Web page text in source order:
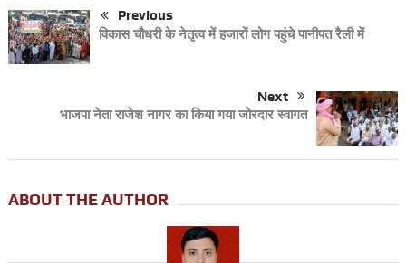
Previous
विकास चौधरी के नेतृत्व में हजारों लोग पहुंचे पानीपत रैली में
Next
भाजपा नेता राजेश नागर का किया गया जोरदार स्वागत
ABOUT THE AUTHOR